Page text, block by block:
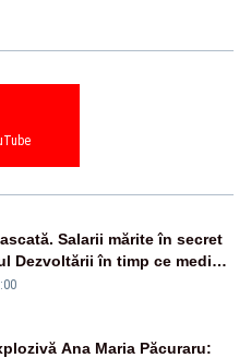
Salarii mărite în secret
Dezvoltării în timp ce medicii
Ana Maria Păcuraru: